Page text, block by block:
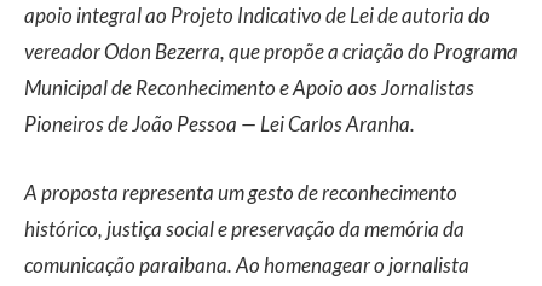
apoio integral ao Projeto Indicativo de Lei de autoria do
vereador Odon Bezerra, que propõe a criação do Programa
Municipal de Reconhecimento e Apoio aos Jornalistas
Pioneiros de João Pessoa — Lei Carlos Aranha.
A proposta representa um gesto de reconhecimento
histórico, justiça social e preservação da memória da
comunicação paraibana. Ao homenagear o jornalista